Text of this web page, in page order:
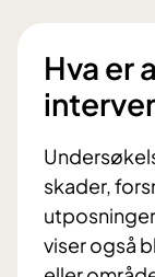
Hva er
skader,
viser også